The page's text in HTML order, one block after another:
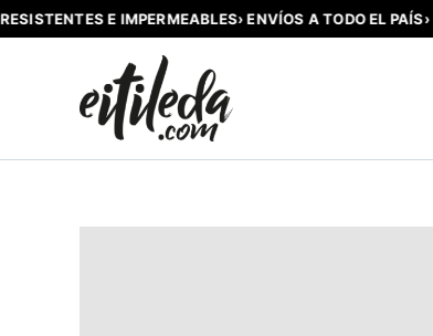
E IMPERMEABLES› ENVÍOS A TODO EL PAÍS›
contenido